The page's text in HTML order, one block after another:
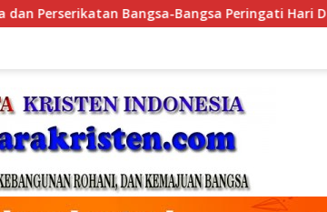
Dunia Anti Perdagangan Orang 2026